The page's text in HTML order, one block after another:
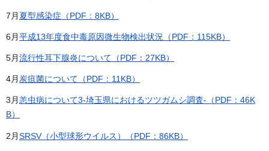
7月 夏型感染症（PDF：8KB）
6月平成13年度食中毒原因微生物検出状況（PDF：115KB）
5月流行性耳下腺炎について（PDF：27KB）
4月炭疽菌について（PDF：11KB）
3月恙虫病について3-埼玉県におけるツツガムシ調査-（PDF：46K
B）
2月SRSV（小型球形ウイルス）（PDF：86KB）